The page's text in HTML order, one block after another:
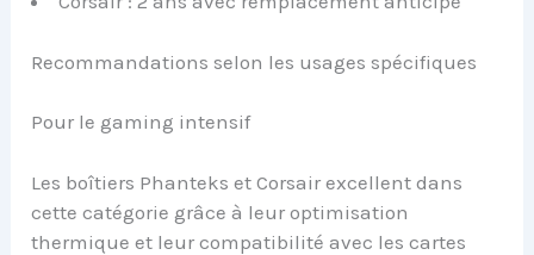
Recommandations selon les usages spécifiques
Pour le gaming intensif
Les boîtiers Phanteks et Corsair excellent dans
cette catégorie grâce à leur optimisation
thermique et leur compatibilité avec les cartes